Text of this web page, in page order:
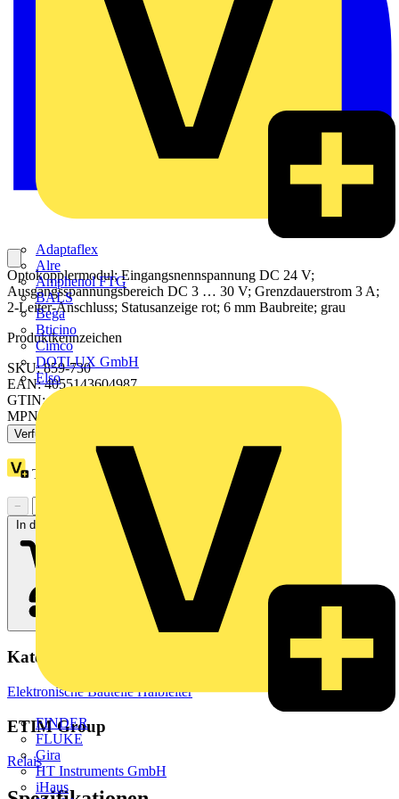
Adaptaflex
Alre
Amphenol FTG
BALS
Bega
Bticino
Cimco
DOTLUX GmbH
Elso
FINDER
FLUKE
Gira
HT Instruments GmbH
iHaus
Optokopplermodul; Eingangsnennspannung DC 24 V;
Ausgangsspannungsbereich DC 3 … 30 V; Grenzdauerstrom 3 A;
2-Leiter-Anschluss; Statusanzeige rot; 6 mm Baubreite; grau
Produktkennzeichen
SKU: 859-730
EAN: 4055143604987
GTIN: 4055143604987
MPN: 859-730
Verfügbar: 2 Händler
Treuepunkte:
−
In den Warenkorb
Kategorien
Elektronische BauteileHalbleiter
ETIM Group
Relais